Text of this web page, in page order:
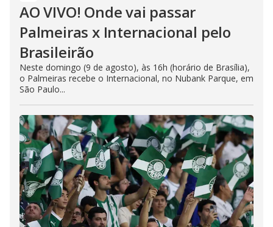
AO VIVO! Onde vai passar
Palmeiras x Internacional pelo
Brasileirão
Neste domingo (9 de agosto), às 16h (horário de Brasília),
o Palmeiras recebe o Internacional, no Nubank Parque, em
São Paulo...